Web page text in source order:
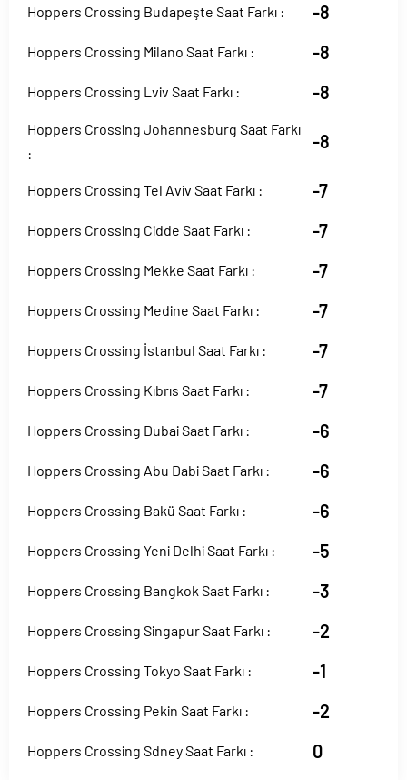
Hoppers Crossing Budapeşte Saat Farkı : -8
Hoppers Crossing Milano Saat Farkı : -8
Hoppers Crossing Lviv Saat Farkı : -8
Hoppers Crossing Johannesburg Saat Farkı
:
-8
Hoppers Crossing Tel Aviv Saat Farkı : -7
Hoppers Crossing Cidde Saat Farkı : -7
Hoppers Crossing Mekke Saat Farkı : -7
Hoppers Crossing Medine Saat Farkı : -7
Hoppers Crossing İstanbul Saat Farkı : -7
Hoppers Crossing Kıbrıs Saat Farkı : -7
Hoppers Crossing Dubai Saat Farkı : -6
Hoppers Crossing Abu Dabi Saat Farkı : -6
Hoppers Crossing Bakü Saat Farkı : -6
Hoppers Crossing Yeni Delhi Saat Farkı : -5
Hoppers Crossing Bangkok Saat Farkı : -3
Hoppers Crossing Singapur Saat Farkı : -2
Hoppers Crossing Tokyo Saat Farkı : -1
Hoppers Crossing Pekin Saat Farkı : -2
Hoppers Crossing Sdney Saat Farkı : 0